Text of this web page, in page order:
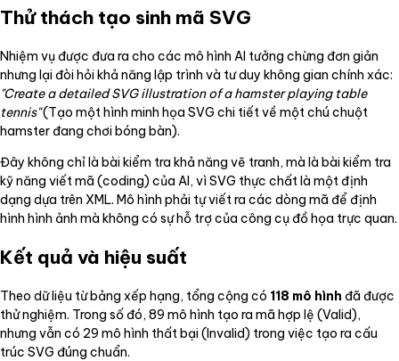
Thử thách tạo sinh mã SVG
Nhiệm vụ được đưa ra cho các mô hình AI tưởng chừng đơn giản
nhưng lại đòi hỏi khả năng lập trình và tư duy không gian chính xác:
"Create a detailed SVG illustration of a hamster playing table
tennis"(Tạo một hình minh họa SVG chi tiết về một chú chuột
hamster đang chơi bóng bàn).
Đây không chỉ là bài kiểm tra khả năng vẽ tranh, mà là bài kiểm tra
kỹ năng viết mã (coding) của AI, vì SVG thực chất là một định
dạng dựa trên XML. Mô hình phải tự viết ra các dòng mã để định
hình hình ảnh mà không có sự hỗ trợ của công cụ đồ họa trực quan.
Kết quả và hiệu suất
Theo dữ liệu từ bảng xếp hạng, tổng cộng có 118 mô hình đã được
thử nghiệm. Trong số đó, 89 mô hình tạo ra mã hợp lệ (Valid),
nhưng vẫn có 29 mô hình thất bại (Invalid) trong việc tạo ra cấu
trúc SVG đúng chuẩn.